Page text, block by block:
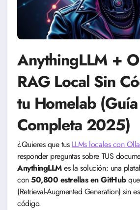
AnythingLLM +
RAG Local Sin
tu Homelab (Guía
Completa 2025)
¿Quieres que tus LLMs locales con
responder preguntas sobre TUS
AnythingLLMes la solución: una
con50,800 estrellas en GitHub
(Retrieval-Augmented Generation) sin
código.